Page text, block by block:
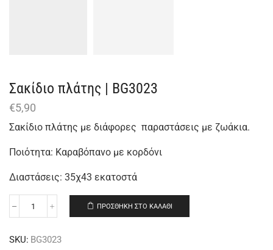
Σακίδιο πλάτης | BG3023
€5,90
Σακίδιο πλάτης με διάφορες παραστάσεις με ζωάκια.
Ποιότητα: Καραβόπανο με κορδόνι
Διαστάσεις: 35χ43 εκατοστά
ΠΡΟΣΘΉΚΗ ΣΤΟ ΚΑΛΆΘΙ
SKU: BG3023